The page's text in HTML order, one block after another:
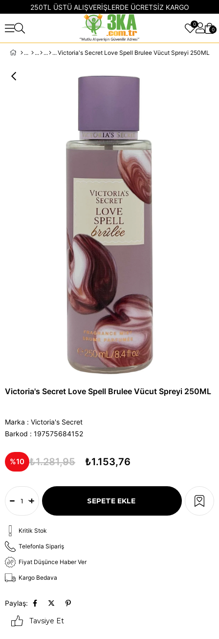
250TL ÜSTÜ ALIŞVERİŞLERDE ÜCRETSİZ KARGO
0
0
Victoria's Secret Love Spell Brulee Vücut Spreyi 250ML
Victoria's Secret Love Spell Brulee Vücut Spreyi 250ML
Marka : Victoria's Secret
Barkod : 197575684152
10 ₺1.281,95 ₺1.153,76
Kritik Stok
Telefonla Sipariş
Fiyat Düşünce Haber Ver
Kargo Bedava
Paylaş:
Tavsiye Et